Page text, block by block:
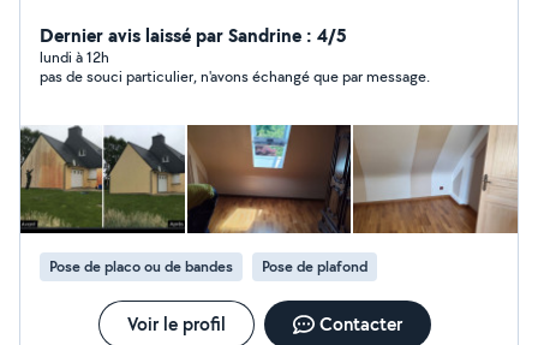
réparation ardoise tuile gouttière toiture, peinture de
tuiles et pause et déposer des gouttières pose ardoise
recoloration de tuiles et mur petite maçonnerie je suis à
Dernier avis laissé par Sandrine : 4/5
lundi à 12h
pas de souci particulier, n'avons échangé que par message.
Pose de placo ou de bandes Pose de plafond
Voir le profil Contacter